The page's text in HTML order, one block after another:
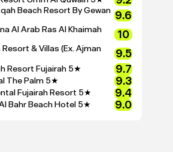
Beach Resort By Gewan 9.6
Al Arab Ras Al Khaimah
10
& Villas (Ex. Ajman
9.5
Resort Fujairah 5★ 9.7
The Palm 5★ 9.3
Fujairah Resort 5★ 9.4
Bahr Beach Hotel 5★ 9.0